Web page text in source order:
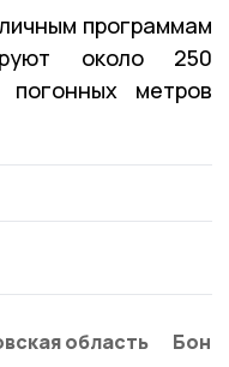
программам
около 250
метров
область